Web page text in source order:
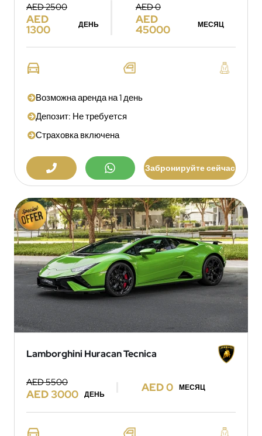
AED 2500
AED
1300 ДЕНЬ
AED 0
AED
45000 МЕСЯЦ
Возможна аренда на 1 день
Депозит: Не требуется
Страховка включена
Забронируйте сейчас
Lamborghini Huracan Tecnica
AED 5500
AED 3000 ДЕНЬ
AED 0 МЕСЯЦ